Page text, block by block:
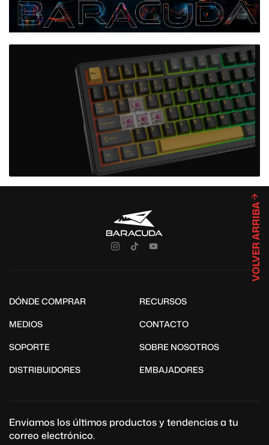
DÓNDE COMPRAR
RECURSOS
MEDIOS
CONTACTO
SOPORTE
SOBRE NOSOTROS
DISTRIBUIDORES
EMBAJADORES
Enviamos los últimos productos y tendencias a tu
correo electrónico.
VOLVER ARRIBA